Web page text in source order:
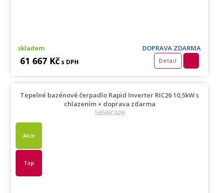
skladem DOPRAVA ZDARMA
61 667 Kč s DPH Detail
Tepelné bazénové čerpadlo Rapid Inverter RIC26 10,5kW s
chlazením + doprava zdarma
565RIC026
Akce
Top